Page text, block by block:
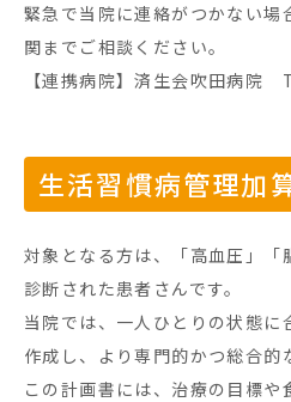
緊急で当院に連絡がつかない場
関までご相談ください。
【連携病院】済生会吹田病院
生活習慣病管理加
対象となる方は、「高血圧」「
診断された患者さんです。
当院では、一人ひとりの状態に
作成し、より専門的かつ総合的
この計画書には、治療の目標や